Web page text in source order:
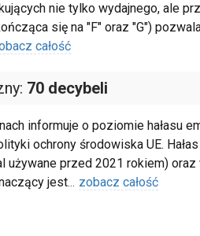
nie tylko wydajnego, ale
się na "F" oraz "G")
całość
70 decybeli
informuje o poziomie hałasu
ochrony środowiska UE.
używane przed 2021 rokiem)
jest... zobacz całość